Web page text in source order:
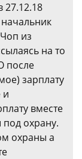
27.12.18
из
на то
после
зарплату
и
вместе
под охрану.
охраны а